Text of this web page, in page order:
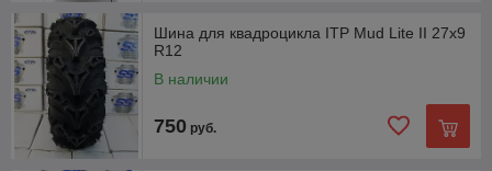
Шина для квадроцикла ITP Mud Lite II 27x9
R12
В наличии
750 руб.